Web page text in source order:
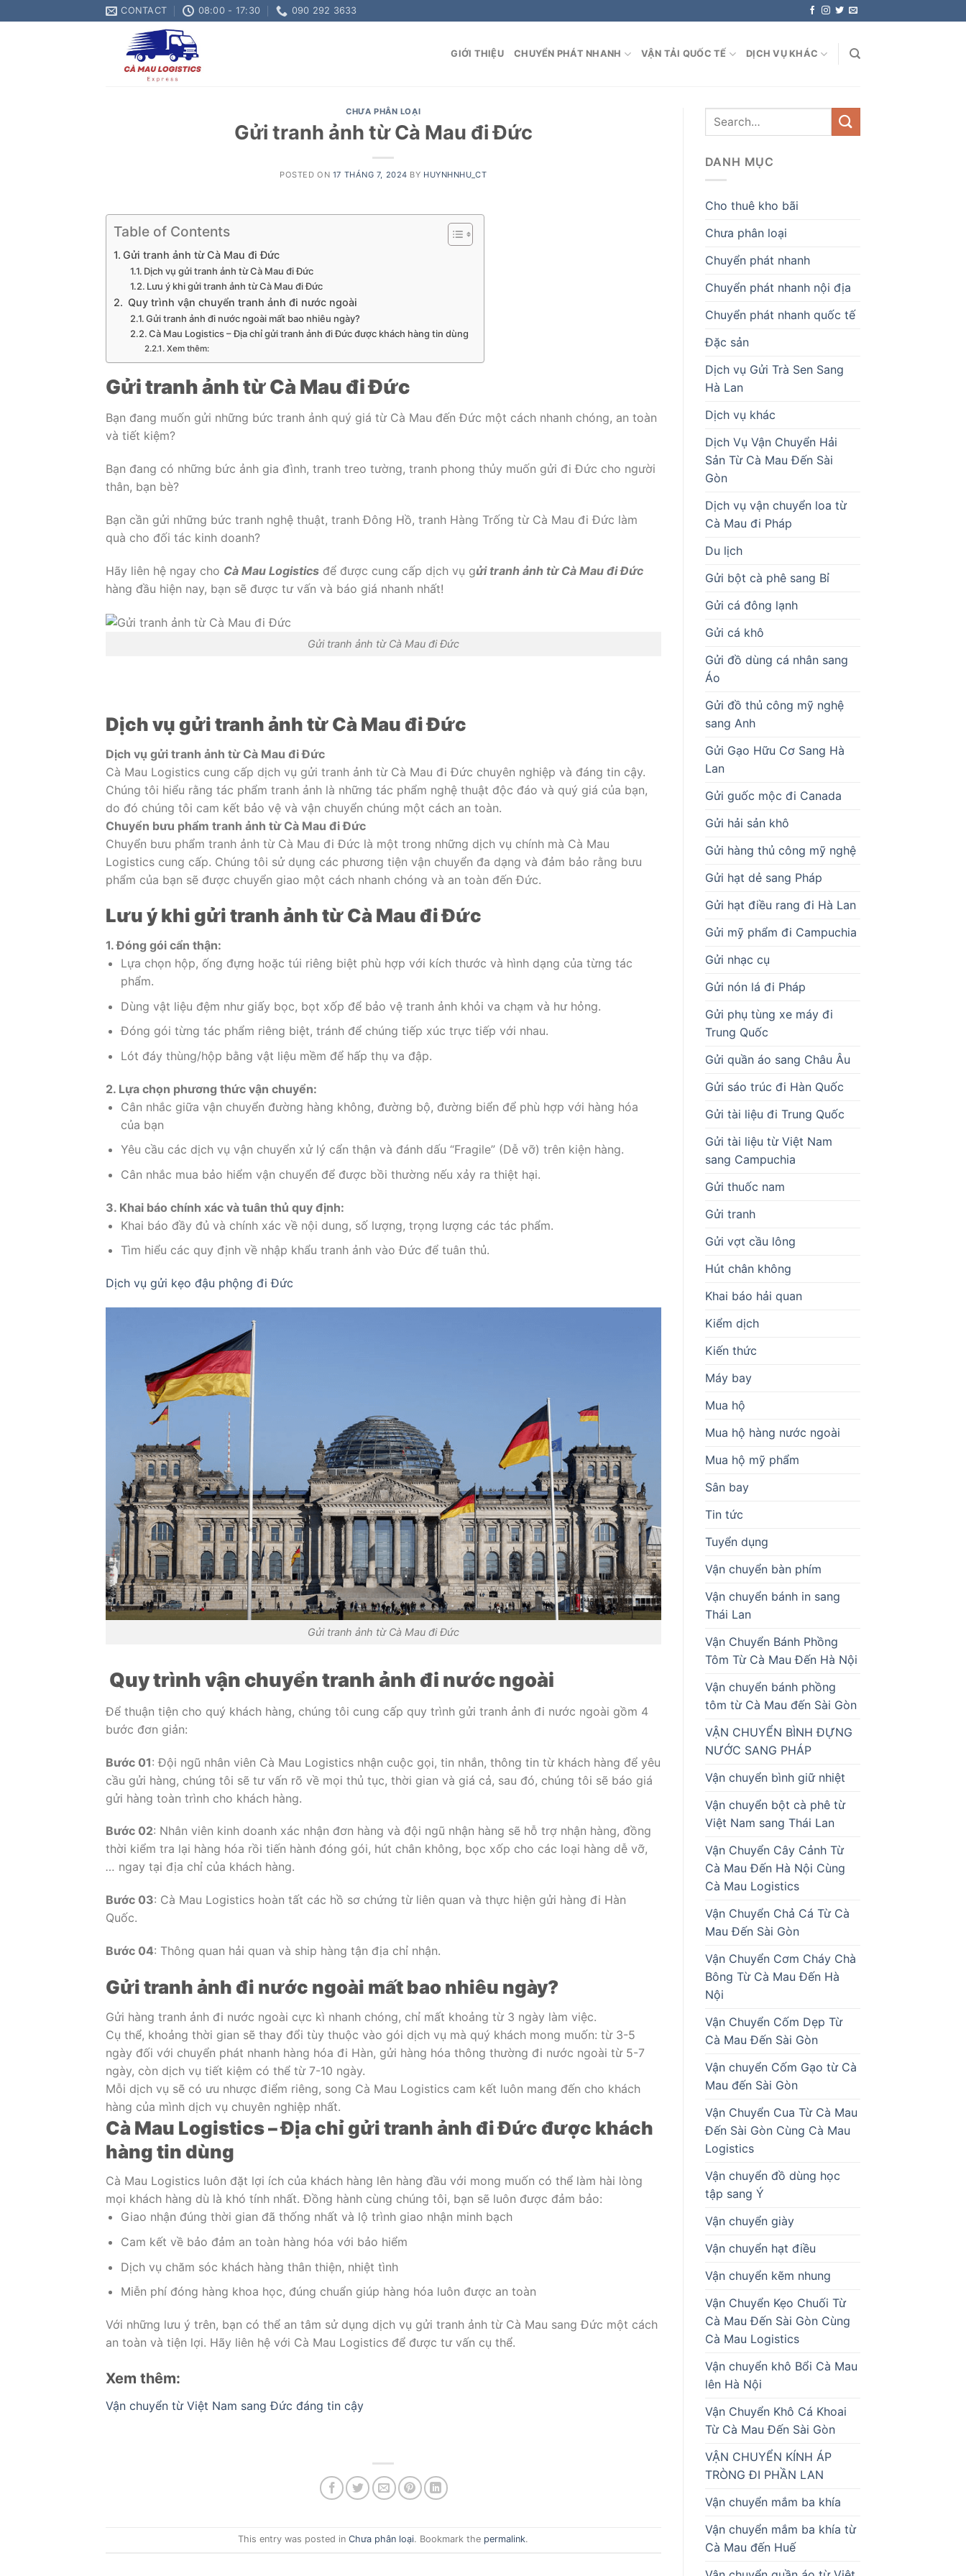
to
CONTACT 08:00 - 17:30 090 292 3633
GIỚI THIỆU CHUYỂN PHÁT NHANH VẬN TẢI QUỐC TẾ DỊCH VỤ KHÁC
CHƯA PHÂN LOẠI
Gửi tranh ảnh từ Cà Mau đi Đức
POSTED ON 17 THÁNG 7, 2024 BY HUYNHNHU_CT
Table of Contents
Gửi tranh ảnh từ Cà Mau đi Đức
Dịch vụ gửi tranh ảnh từ Cà Mau đi Đức
Lưu ý khi gửi tranh ảnh từ Cà Mau đi Đức
Quy trình vận chuyển tranh ảnh đi nước ngoài
Gửi tranh ảnh đi nước ngoài mất bao nhiêu ngày?
Cà Mau Logistics – Địa chỉ gửi tranh ảnh đi Đức được khách hàng tin dùng
Xem thêm:
Gửi tranh ảnh từ Cà Mau đi Đức
Bạn đang muốn gửi những bức tranh ảnh quý giá từ Cà Mau đến Đức một cách nhanh chóng, an toàn
và tiết kiệm?
Bạn đang có những bức ảnh gia đình, tranh treo tường, tranh phong thủy muốn gửi đi Đức cho người
thân, bạn bè?
Bạn cần gửi những bức tranh nghệ thuật, tranh Đông Hồ, tranh Hàng Trống từ Cà Mau đi Đức làm
quà cho đối tác kinh doanh?
Hãy liên hệ ngay cho Cà Mau Logistics để được cung cấp dịch vụ gửi tranh ảnh từ Cà Mau đi Đức
hàng đầu hiện nay, bạn sẽ được tư vấn và báo giá nhanh nhất!
Gửi tranh ảnh từ Cà Mau đi Đức
Dịch vụ gửi tranh ảnh từ Cà Mau đi Đức
Dịch vụ gửi tranh ảnh từ Cà Mau đi Đức
Cà Mau Logistics cung cấp dịch vụ gửi tranh ảnh từ Cà Mau đi Đức chuyên nghiệp và đáng tin cậy.
Chúng tôi hiểu rằng tác phẩm tranh ảnh là những tác phẩm nghệ thuật độc đáo và quý giá của bạn,
do đó chúng tôi cam kết bảo vệ và vận chuyển chúng một cách an toàn.
Chuyển bưu phẩm tranh ảnh từ Cà Mau đi Đức
Chuyển bưu phẩm tranh ảnh từ Cà Mau đi Đức là một trong những dịch vụ chính mà Cà Mau
Logistics cung cấp. Chúng tôi sử dụng các phương tiện vận chuyển đa dạng và đảm bảo rằng bưu
phẩm của bạn sẽ được chuyển giao một cách nhanh chóng và an toàn đến Đức.
Lưu ý khi gửi tranh ảnh từ Cà Mau đi Đức
1. Đóng gói cẩn thận:
Lựa chọn hộp, ống đựng hoặc túi riêng biệt phù hợp với kích thước và hình dạng của từng tác
phẩm.
Dùng vật liệu đệm như giấy bọc, bọt xốp để bảo vệ tranh ảnh khỏi va chạm và hư hỏng.
Đóng gói từng tác phẩm riêng biệt, tránh để chúng tiếp xúc trực tiếp với nhau.
Lót đáy thùng/hộp bằng vật liệu mềm để hấp thụ va đập.
2. Lựa chọn phương thức vận chuyển:
Cân nhắc giữa vận chuyển đường hàng không, đường bộ, đường biển để phù hợp với hàng hóa
của bạn
Yêu cầu các dịch vụ vận chuyển xử lý cẩn thận và đánh dấu “Fragile” (Dễ vỡ) trên kiện hàng.
Cân nhắc mua bảo hiểm vận chuyển để được bồi thường nếu xảy ra thiệt hại.
3. Khai báo chính xác và tuân thủ quy định:
Khai báo đầy đủ và chính xác về nội dung, số lượng, trọng lượng các tác phẩm.
Tìm hiểu các quy định về nhập khẩu tranh ảnh vào Đức để tuân thủ.
Dịch vụ gửi kẹo đậu phộng đi Đức
Gửi tranh ảnh từ Cà Mau đi Đức
Quy trình vận chuyển tranh ảnh đi nước ngoài
Để thuận tiện cho quý khách hàng, chúng tôi cung cấp quy trình gửi tranh ảnh đi nước ngoài gồm 4
bước đơn giản:
Bước 01: Đội ngũ nhân viên Cà Mau Logistics nhận cuộc gọi, tin nhắn, thông tin từ khách hàng để yêu
cầu gửi hàng, chúng tôi sẽ tư vấn rõ về mọi thủ tục, thời gian và giá cả, sau đó, chúng tôi sẽ báo giá
gửi hàng toàn trình cho khách hàng.
Bước 02: Nhân viên kinh doanh xác nhận đơn hàng và đội ngũ nhận hàng sẽ hỗ trợ nhận hàng, đồng
thời kiểm tra lại hàng hóa rồi tiến hành đóng gói, hút chân không, bọc xốp cho các loại hàng dễ vỡ,
… ngay tại địa chỉ của khách hàng.
Bước 03: Cà Mau Logistics hoàn tất các hồ sơ chứng từ liên quan và thực hiện gửi hàng đi Hàn
Quốc.
Bước 04: Thông quan hải quan và ship hàng tận địa chỉ nhận.
Gửi tranh ảnh đi nước ngoài mất bao nhiêu ngày?
Gửi hàng tranh ảnh đi nước ngoài cực kì nhanh chóng, chỉ mất khoảng từ 3 ngày làm việc.
Cụ thể, khoảng thời gian sẽ thay đổi tùy thuộc vào gói dịch vụ mà quý khách mong muốn: từ 3-5
ngày đối với chuyển phát nhanh hàng hóa đi Hàn, gửi hàng hóa thông thường đi nước ngoài từ 5-7
ngày, còn dịch vụ tiết kiệm có thể từ 7-10 ngày.
Mỗi dịch vụ sẽ có ưu nhược điểm riêng, song Cà Mau Logistics cam kết luôn mang đến cho khách
hàng của mình dịch vụ chuyên nghiệp nhất.
Cà Mau Logistics – Địa chỉ gửi tranh ảnh đi Đức được khách
hàng tin dùng
Cà Mau Logistics luôn đặt lợi ích của khách hàng lên hàng đầu với mong muốn có thể làm hài lòng
mọi khách hàng dù là khó tính nhất. Đồng hành cùng chúng tôi, bạn sẽ luôn được đảm bảo:
Giao nhận đúng thời gian đã thống nhất và lộ trình giao nhận minh bạch
Cam kết về bảo đảm an toàn hàng hóa với bảo hiểm
Dịch vụ chăm sóc khách hàng thân thiện, nhiệt tình
Miễn phí đóng hàng khoa học, đúng chuẩn giúp hàng hóa luôn được an toàn
Với những lưu ý trên, bạn có thể an tâm sử dụng dịch vụ gửi tranh ảnh từ Cà Mau sang Đức một cách
an toàn và tiện lợi. Hãy liên hệ với Cà Mau Logistics để được tư vấn cụ thể.
Xem thêm:
Vận chuyển từ Việt Nam sang Đức đáng tin cậy
This entry was posted inChưa phân loại. Bookmark the permalink.
DANH MỤC
Cho thuê kho bãi
Chưa phân loại
Chuyển phát nhanh
Chuyển phát nhanh nội địa
Chuyển phát nhanh quốc tế
Đặc sản
Dịch vụ Gửi Trà Sen Sang
Hà Lan
Dịch vụ khác
Dịch Vụ Vận Chuyển Hải
Sản Từ Cà Mau Đến Sài
Gòn
Dịch vụ vận chuyển loa từ
Cà Mau đi Pháp
Du lịch
Gửi bột cà phê sang Bỉ
Gửi cá đông lạnh
Gửi cá khô
Gửi đồ dùng cá nhân sang
Áo
Gửi đồ thủ công mỹ nghệ
sang Anh
Gửi Gạo Hữu Cơ Sang Hà
Lan
Gửi guốc mộc đi Canada
Gửi hải sản khô
Gửi hàng thủ công mỹ nghệ
Gửi hạt dẻ sang Pháp
Gửi hạt điều rang đi Hà Lan
Gửi mỹ phẩm đi Campuchia
Gửi nhạc cụ
Gửi nón lá đi Pháp
Gửi phụ tùng xe máy đi
Trung Quốc
Gửi quần áo sang Châu Âu
Gửi sáo trúc đi Hàn Quốc
Gửi tài liệu đi Trung Quốc
Gửi tài liệu từ Việt Nam
sang Campuchia
Gửi thuốc nam
Gửi tranh
Gửi vợt cầu lông
Hút chân không
Khai báo hải quan
Kiểm dịch
Kiến thức
Máy bay
Mua hộ
Mua hộ hàng nước ngoài
Mua hộ mỹ phẩm
Sân bay
Tin tức
Tuyển dụng
Vận chuyển bàn phím
Vận chuyển bánh in sang
Thái Lan
Vận Chuyển Bánh Phồng
Tôm Từ Cà Mau Đến Hà Nội
Vận chuyển bánh phồng
tôm từ Cà Mau đến Sài Gòn
VẬN CHUYỂN BÌNH ĐỰNG
NƯỚC SANG PHÁP
Vận chuyển bình giữ nhiệt
Vận chuyển bột cà phê từ
Việt Nam sang Thái Lan
Vận Chuyển Cây Cảnh Từ
Cà Mau Đến Hà Nội Cùng
Cà Mau Logistics
Vận Chuyển Chả Cá Từ Cà
Mau Đến Sài Gòn
Vận Chuyển Cơm Cháy Chà
Bông Từ Cà Mau Đến Hà
Nội
Vận Chuyển Cốm Dẹp Từ
Cà Mau Đến Sài Gòn
Vận chuyển Cốm Gạo từ Cà
Mau đến Sài Gòn
Vận Chuyển Cua Từ Cà Mau
Đến Sài Gòn Cùng Cà Mau
Logistics
Vận chuyển đồ dùng học
tập sang Ý
Vận chuyển giày
Vận chuyển hạt điều
Vận chuyển kẽm nhung
Vận Chuyển Kẹo Chuối Từ
Cà Mau Đến Sài Gòn Cùng
Cà Mau Logistics
Vận chuyển khô Bổi Cà Mau
lên Hà Nội
Vận Chuyển Khô Cá Khoai
Từ Cà Mau Đến Sài Gòn
VẬN CHUYỂN KÍNH ÁP
TRÒNG ĐI PHẦN LAN
Vận chuyển mắm ba khía
Vận chuyển mắm ba khía từ
Cà Mau đến Huế